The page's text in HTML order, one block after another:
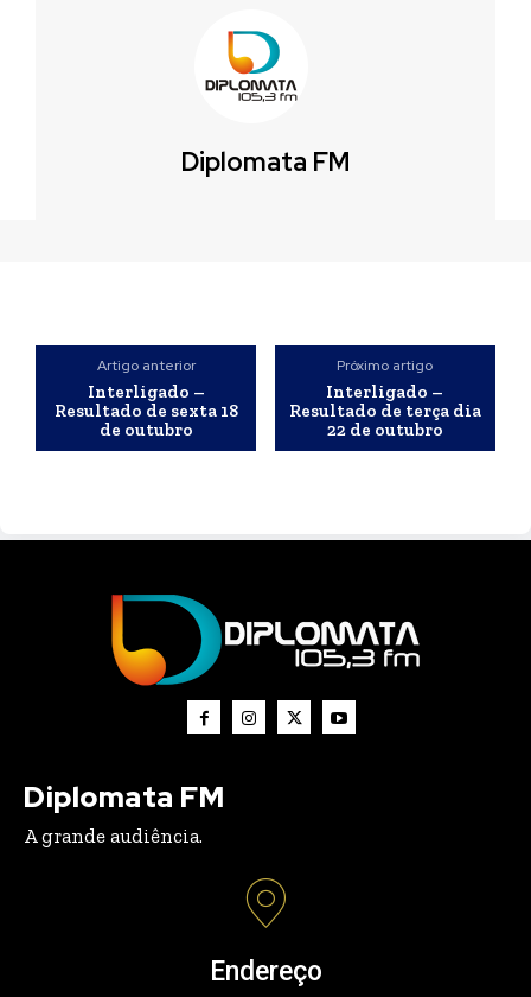
Diplomata FM
Artigo anterior
Interligado –
Resultado de sexta 18
de outubro
Próximo artigo
Interligado –
Resultado de terça dia
22 de outubro
Diplomata FM
A grande audiência.
Endereço